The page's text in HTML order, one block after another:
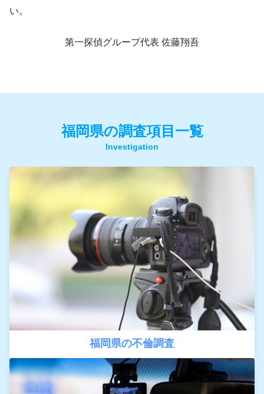
い。
第一探偵グループ代表 佐藤翔吾
福岡県の調査項目一覧
福岡県の不倫調査